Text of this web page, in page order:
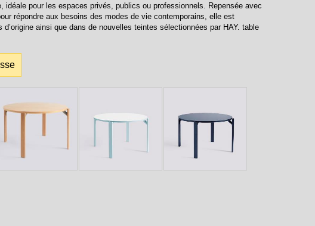
idéale pour les espaces privés, publics ou professionnels. Repensée avec
répondre aux besoins des modes de vie contemporains, elle est
ainsi que dans de nouvelles teintes sélectionnées par HAY. table